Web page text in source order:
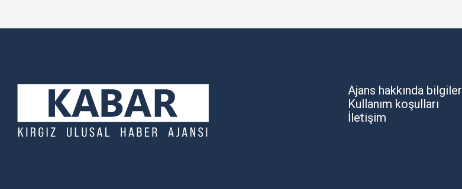
Ajans hakkında bilgiler
Kullanım koşulları
İletişim